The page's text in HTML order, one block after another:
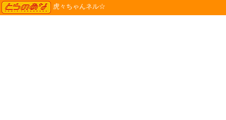
TORANOANA
虎々ちゃんネル☆